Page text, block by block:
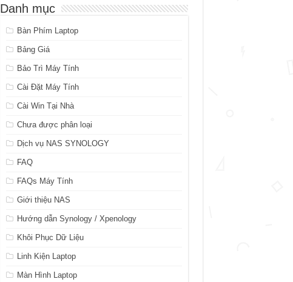
Danh mục
Bàn Phím Laptop
Bảng Giá
Bảo Trì Máy Tính
Cài Đặt Máy Tính
Cài Win Tại Nhà
Chưa được phân loại
Dịch vụ NAS SYNOLOGY
FAQ
FAQs Máy Tính
Giới thiệu NAS
Hướng dẫn Synology / Xpenology
Khôi Phục Dữ Liệu
Linh Kiện Laptop
Màn Hình Laptop